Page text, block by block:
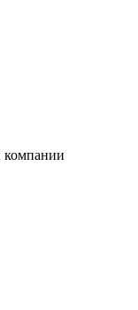
компании